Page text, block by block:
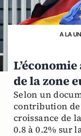
A LA
de la zone
Selon un
contribution
croissance de
0.8 à 0.2% sur